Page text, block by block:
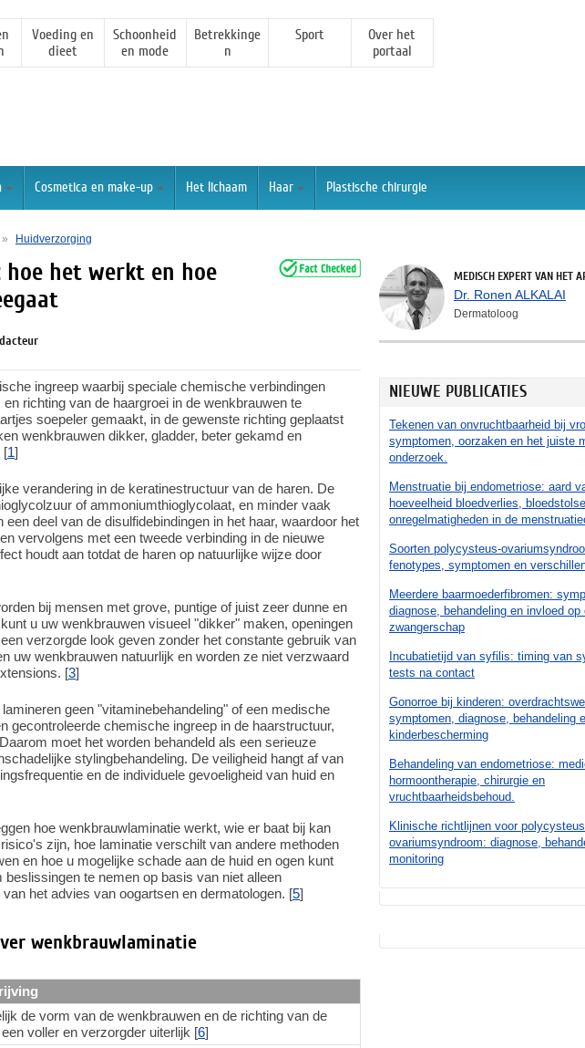
Voeding en
dieet
Schoonheid
en mode
Betrekkinge
n
Sport
Over het
portaal
Cosmetica en make-up Het lichaam Haar Plastische chirurgie
» Huidverzorging
MEDISCH EXPERT VAN HET
Dr. Ronen ALKALAI
Dermatoloog
NIEUWE PUBLICATIES
Tekenen van onvruchtbaarheid bij
symptomen, oorzaken en het juiste
onderzoek.
Menstruatie bij endometriose: aard
hoeveelheid bloedverlies,
onregelmatigheden in de
Soorten polycysteus-
fenotypes, symptomen en
Meerdere baarmoederfibromen:
diagnose, behandeling en invloed op
zwangerschap
Incubatietijd van syfilis: timing van
tests na contact
Gonorroe bij kinderen:
symptomen, diagnose, behandeling
kinderbescherming
Behandeling van endometriose:
hormoontherapie, chirurgie en
vruchtbaarheidsbehoud.
Klinische richtlijnen voor
ovariumsyndroom: diagnose,
monitoring
het werkt en hoe
ingreep waarbij speciale chemische verbindingen
richting van de haargroei in de wenkbrauwen te
soepeler gemaakt, in de gewenste richting geplaatst
wenkbrauwen dikker, gladder, beter gekamd en
[1]
verandering in de keratinestructuur van de haren. De
of ammoniumthioglycolaat, en minder vaak
deel van de disulfidebindingen in het haar, waardoor het
vervolgens met een tweede verbinding in de nieuwe
houdt aan totdat de haren op natuurlijke wijze door
bij mensen met grove, puntige of juist zeer dunne en
u uw wenkbrauwen visueel "dikker" maken, openingen
verzorgde look geven zonder het constante gebruik van
uw wenkbrauwen natuurlijk en worden ze niet verzwaard
[3]
geen "vitaminebehandeling" of een medische
gecontroleerde chemische ingreep in de haarstructuur,
moet het worden behandeld als een serieuze
stylingbehandeling. De veiligheid hangt af van
en de individuele gevoeligheid van huid en
hoe wenkbrauwlaminatie werkt, wie er baat bij kan
zijn, hoe laminatie verschilt van andere methoden
en hoe u mogelijke schade aan de huid en ogen kunt
te nemen op basis van niet alleen
het advies van oogartsen en dermatologen. [5]
wenkbrauwlaminatie
de vorm van de wenkbrauwen en de richting van de
voller en verzorgder uiterlijk [6]